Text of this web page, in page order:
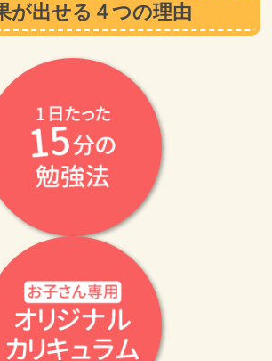
が出せる４つの理由